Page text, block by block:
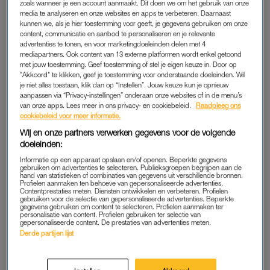
LEES OOK
KINDERDROOM
“Ik besloot later bioloog te worden om alsnog in het
regenwoud terecht te komen. En dat is gelukt: ik ben biologie
gaan studeren en in mijn laatste jaar voor een aantal maanden
naar de Amazone vertrokken voor onderzoek. Het trok me
alleen niet om ook als bioloog te gaan werken, ik wilde toch
liever kunstenaar worden.
Dat was mijn andere kinderdroom: ik was dol op tekenen en
knutselen en maakte hele nieuwe werelden. Dus deed ik
toelating voor de kunstacademie in Utrecht en werd
aangenomen. Op zich had ik het daar best naar mijn zin maar
ik ontdekte al snel dat Utrecht eigenlijk te klein voor me was.
opperde dat ik naar het buitenland zou verhuizen.‘Ierland is
zoals wanneer je een account aanmaakt. Dit doen we om het gebruik van onze
media te analyseren en onze websites en apps te verbeteren. Daarnaast
kunnen we, als je hier toestemming voor geeft, je gegevens gebruiken om onze
content, communicatie en aanbod te personaliseren en je relevante
advertenties te tonen, en voor marketingdoeleinden delen met 4
mediapartners. Ook content van 13 externe platformen wordt enkel getoond
met jouw toestemming. Geef toestemming of stel je eigen keuze in. Door op
"Akkoord" te klikken, geef je toestemming voor onderstaande doeleinden. Wil
je niet alles toestaan, klik dan op “Instellen”. Jouw keuze kun je opnieuw
aanpassen via “Privacy-instellingen” onderaan onze websites of in de menu’s
van onze apps. Lees meer in ons privacy- en cookiebeleid.
Raadpleeg ons
cookiebeleid voor meer informatie.
Wij en onze partners verwerken gegevens voor de volgende
doeleinden:
Informatie op een apparaat opslaan en/of openen. Beperkte gegevens
gebruiken om advertenties te selecteren. Publieksgroepen begrijpen aan de
hand van statistieken of combinaties van gegevens uit verschillende bronnen.
Profielen aanmaken ten behoeve van gepersonaliseerde advertenties.
Contentprestaties meten. Diensten ontwikkelen en verbeteren. Profielen
gebruiken voor de selectie van gepersonaliseerde advertenties. Beperkte
gegevens gebruiken om content te selecteren. Profielen aanmaken ter
personalisatie van content. Profielen gebruiken ter selectie van
gepersonaliseerde content. De prestaties van advertenties meten.
Derde partijen lijst